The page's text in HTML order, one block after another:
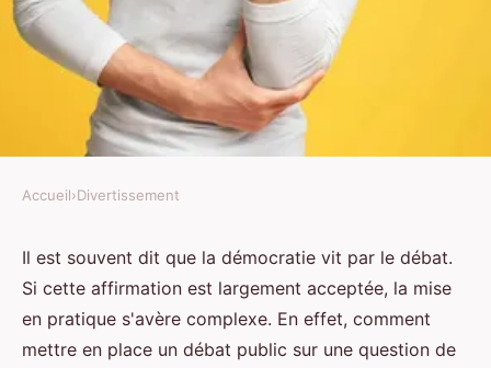
Comment mettre en place une
série de débats publics sur des
questions de société actuelles?
Accueil›Divertissement
Il est souvent dit que la démocratie vit par le débat.
Si cette affirmation est largement acceptée, la mise
en pratique s'avère complexe. En effet, comment
mettre en place un débat public sur une question de